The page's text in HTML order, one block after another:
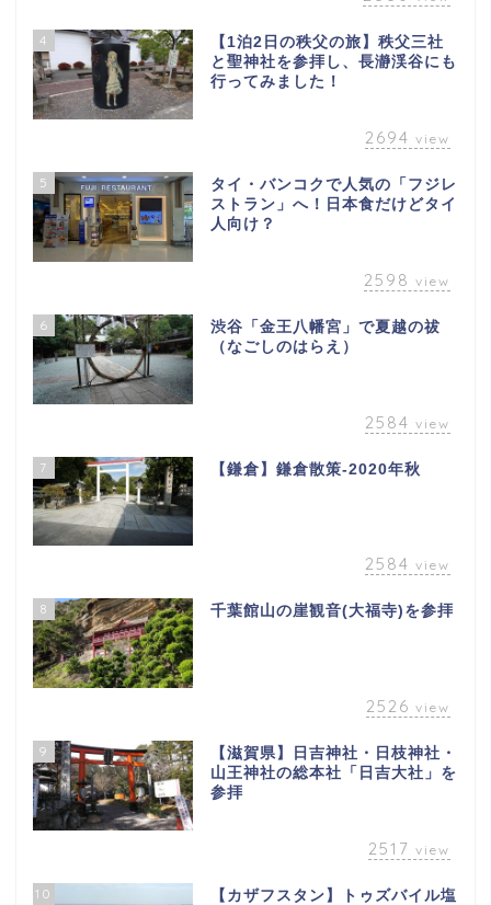
4
【1泊2日の秩父の旅】秩父三社
と聖神社を参拝し、長瀞渓谷にも
行ってみました！
2694 view
5
タイ・バンコクで人気の「フジレ
ストラン」へ！日本食だけどタイ
人向け？
2598 view
6
渋谷「金王八幡宮」で夏越の祓
（なごしのはらえ）
2584 view
7 【鎌倉】鎌倉散策-2020年秋
2584 view
8 千葉館山の崖観音(大福寺)を参拝
2526 view
9
【滋賀県】日吉神社・日枝神社・
山王神社の総本社「日吉大社」を
参拝
2517 view
10 【カザフスタン】トゥズバイル塩